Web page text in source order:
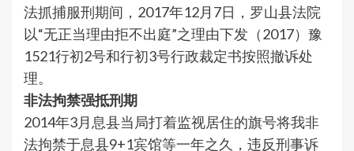
法抓捕服刑期间，2017年12月7日，罗山县法院
以“无正当理由拒不出庭”之理由下发（2017）豫
1521行初2号和行初3号行政裁定书按照撤诉处
理。
非法拘禁强抵刑期
2014年3月息县当局打着监视居住的旗号将我非
法拘禁于息县9+1宾馆等一年之久，违反刑事诉